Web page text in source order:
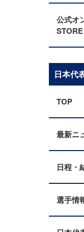
公式オ
STORE
日本代
TOP
最新ニ
日程・
選手情